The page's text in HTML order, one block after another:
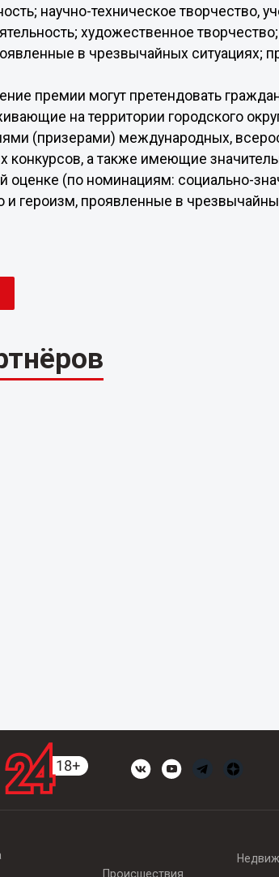
научно-техническое творчество,
художественное
в чрезвычайных ситуациях;
премии могут претендовать
на территории городского
(призерами) международных,
конкурсов, а также имеющие
оценке (по номинациям: социально-
и героизм, проявленные в
Происшествия